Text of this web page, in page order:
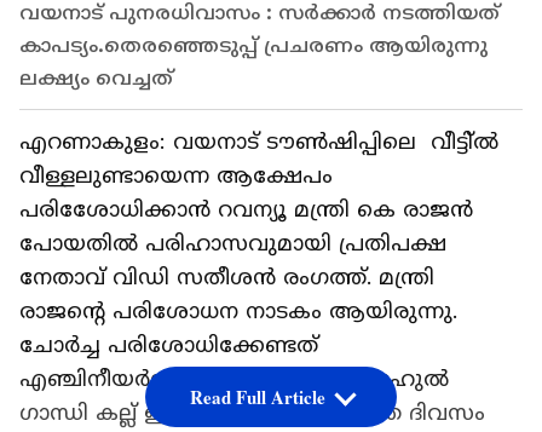
വയനാട് പുനരധിവാസം : സർക്കാർ നടത്തിയത്
കാപട്യം.തെരഞ്ഞെടുപ്പ് പ്രചരണം ആയിരുന്നു
ലക്ഷ്യം വെച്ചത്
എറണാകുളം: വയനാട് ടൗണ്‍ഷിപ്പിലെ വീട്ടി്ല്‍
വീള്ളലുണ്ടായെന്ന ആക്ഷേപം
പരിശോേധിക്കാന്‍ റവന്യൂ മന്ത്രി കെ രാജന്‍
പോയതില്‍ പരിഹാസവുമായി പ്രതിപക്ഷ
നേതാവ് വിഡി സതീശന്‍ രംഗത്ത്. മന്ത്രി
രാജന്റെ പരിശോധന നാടകം ആയിരുന്നു.
ചോര്‍ച്ച പരിശോധിക്കേണ്ടത്
എഞ്ചിനീയർമാരാണ്,മന്ത്രി അല്ല. രാഹുൽ
ഗാന്ധി കല്ല് ഇട്ടതിന് ശേഷം അടുത്ത ദിവസം
Read Full Article